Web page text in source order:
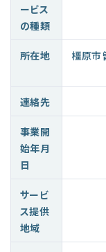
ービス
の種類
所在地
橿原市
連絡先
事業開
始年月
日
サービ
ス提供
地域